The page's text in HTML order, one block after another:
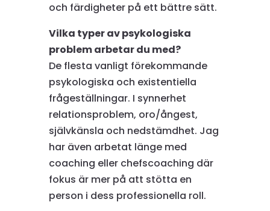
och färdigheter på ett bättre sätt.
Vilka typer av psykologiska
problem arbetar du med?
De flesta vanligt förekommande
psykologiska och existentiella
frågeställningar. I synnerhet
relationsproblem, oro/ångest,
självkänsla och nedstämdhet. Jag
har även arbetat länge med
coaching eller chefscoaching där
fokus är mer på att stötta en
person i dess professionella roll.